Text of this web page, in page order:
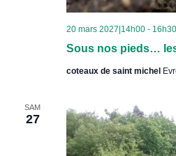
Sous nos pieds…
20 mars 2027|14h00- 16h30
coteaux de saint michel
SAM
27